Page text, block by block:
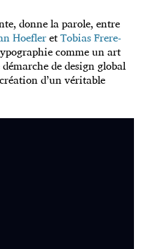
donne la parole, entre
HoefleretTobias Frere-
comme un art
de design global
d’un véritable